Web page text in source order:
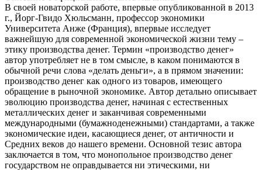
В своей новаторской работе, впервые опубликованной в 2013
г., Йорг-Гвидо Хюльсманн, профессор экономики
Университета Анже (Франция), впервые исследует
важнейшую для современной экономической жизни тему –
этику производства денег. Термин «производство денег»
автор употребляет не в том смысле, в каком понимаются в
обычной речи слова «делать деньги», а в прямом значении:
производство денег как одного из товаров, имеющего
обращение в рыночной экономике. Автор детально описывает
эволюцию производства денег, начиная с естественных
металлических денег и заканчивая современными
международными (бумажноденежными) стандартами, а также
экономические идеи, касающиеся денег, от античности и
Средних веков до нашего времени. Основной тезис автора
заключается в том, что монопольное производство денег
государством не оправдывается ни этическими, ни